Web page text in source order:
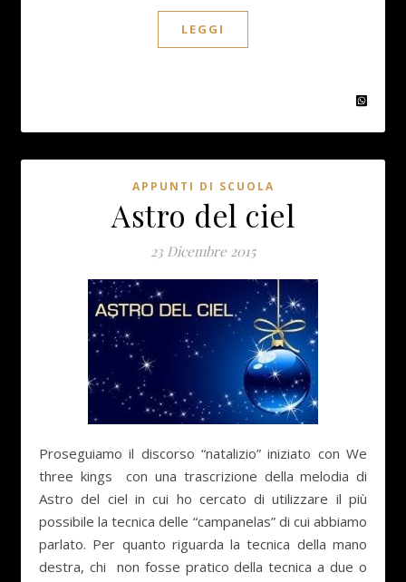
LEGGI
APPUNTI DI SCUOLA
Astro del ciel
23 Dicembre 2015
Proseguiamo il discorso “natalizio” iniziato con We
three kings con una trascrizione della melodia di
Astro del ciel in cui ho cercato di utilizzare il più
possibile la tecnica delle “campanelas” di cui abbiamo
parlato. Per quanto riguarda la tecnica della mano
destra, chi non fosse pratico della tecnica a due o